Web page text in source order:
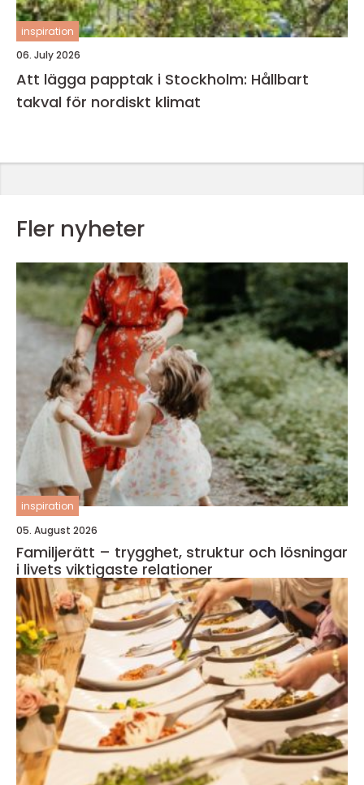
inspiration
06. July 2026
Att lägga papptak i Stockholm: Hållbart
takval för nordiskt klimat
Fler nyheter
inspiration
05. August 2026
Familjerätt – trygghet, struktur och lösningar
i livets viktigaste relationer